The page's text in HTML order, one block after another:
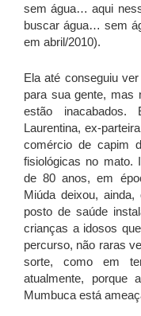
sem água… aqui
buscar água… sem
em abril/2010).
Ela até conseguiu
para sua gente, mas
estão
Laurentina, ex-
comércio de capim
fisiológicas no mato.
de 80 anos, em
Miúda deixou,
posto de saúde
crianças a idosos
percurso, não raras
sorte, como em
atualmente, porque
Mumbuca está